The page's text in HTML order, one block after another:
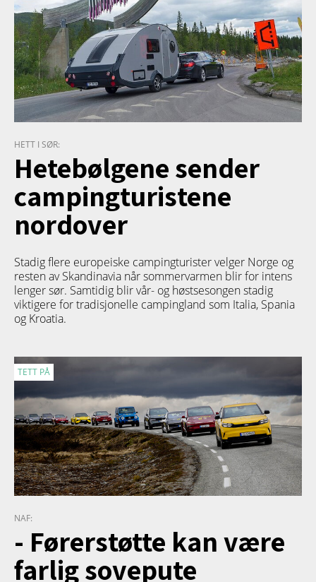
HETT I SØR:
Hetebølgene sender
campingturistene
nordover
Stadig flere europeiske campingturister velger Norge og
resten av Skandinavia når sommervarmen blir for intens
lenger sør. Samtidig blir vår- og høstsesongen stadig
viktigere for tradisjonelle campingland som Italia, Spania
og Kroatia.
TETT PÅ
NAF:
- Førerstøtte kan være
farlig sovepute